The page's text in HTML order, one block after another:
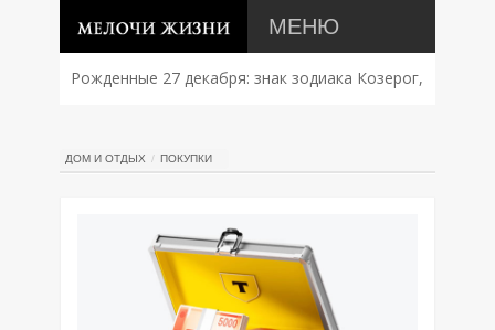
МЕНЮ
Рожденные 27 декабря: знак зодиака Козерог,
ДОМ И ОТДЫХ ПОКУПКИ